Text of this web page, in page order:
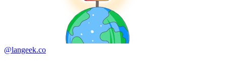
@langeek.co